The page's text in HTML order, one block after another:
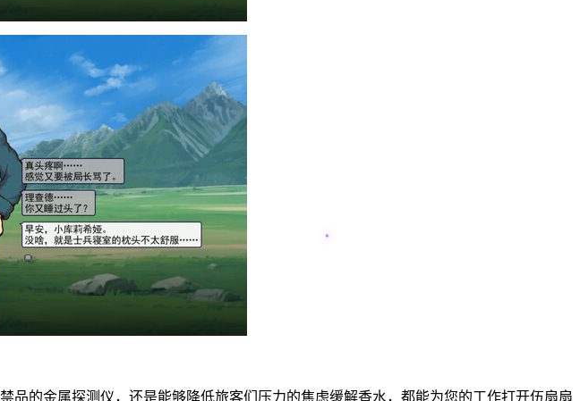
的金属探测仪，还是能够降低旅客们压力的焦虑缓解香水，都能为您的工作打开伍扇扇